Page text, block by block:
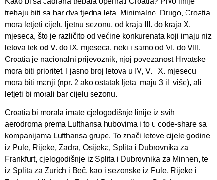
trebaju biti sa bar dva tjedna leta. Minimalno. Drugo, Croatia
mora letjeti cijelu ljetnu sezonu, od kraja III. do kraja X.
mjeseca, što je različito od većine konkurenata koji imaju niz
letova tek od V. do IX. mjeseca, neki i samo od VI. do VIII.
Croatia je nacionalni prijevoznik, njoj povezanost Hrvatske
mora biti prioritet. I jasno broj letova u IV, V. i X. mjesecu
mora biti manji (npr. 2 ako ostatak ljeta imaju 3 ili više), ali
letjeti bi morali bar cijelu sezonu.
Croatia bi morala imate cjelogodišnje linije iz svih
aerodroma prema Lufthansa hubovima i to u code-share sa
kompanijama Lufthansa grupe. To znači letove cijele godine
iz Pule, Rijeke, Zadra, Osijeka, Splita i Dubrovnika za
Frankfurt, cjelogodišnje iz Splita i Dubrovnika za Minhen, te
iz Splita za Zurich i Beč, kao i sezonske iz Pule, Rijeke i